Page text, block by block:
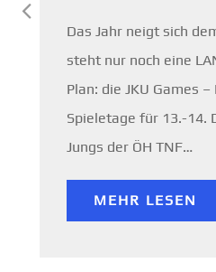
Das Jahr neigt sich
steht nur noch eine
Plan: die JKU Games –
Spieletage für 13.-14.
Jungs der ÖH TNF…
MEHR LESEN